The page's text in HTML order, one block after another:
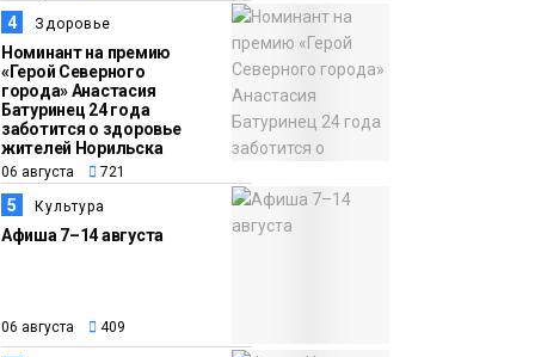
13:47
06 августа
Новости
Заполярный
транспортный филиал
в Дудинке
заасфальтировал 47
тысяч «квадратов»
грузовых площадок
4 Здоровье
Номинант на премию
«Герой Северного
города» Анастасия
Батуринец 24 года
заботится о здоровье
жителей Норильска
06 августа 721
5 Культура
Афиша 7–14 августа
06 августа 409